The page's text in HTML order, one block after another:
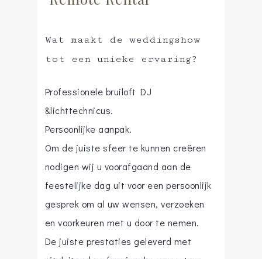
Wat maakt de weddingshow
tot een unieke ervaring?
Professionele bruiloft DJ
&lichttechnicus.
Persoonlijke aanpak.
Om de juiste sfeer te kunnen creëren
nodigen wij u voorafgaand aan de
feestelijke dag uit voor een persoonlijk
gesprek om al uw wensen, verzoeken
en voorkeuren met u door te nemen.
De juiste prestaties geleverd met